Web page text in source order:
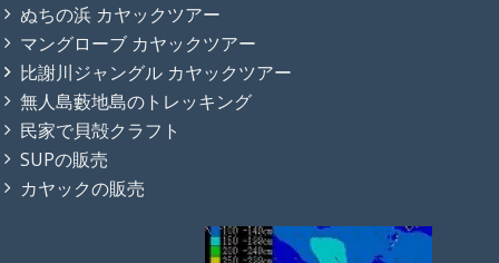
ぬちの浜 カヤックツアー
マングローブ カヤックツアー
比謝川ジャングル カヤックツアー
無人島藪地島のトレッキング
民家で貝殻クラフト
SUPの販売
カヤックの販売